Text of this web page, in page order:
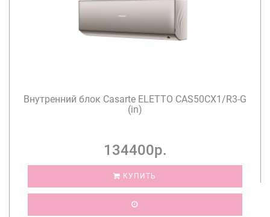
Внутренний блок Casarte ELETTO CAS50CX1/R3-G
(in)
134400р.
КУПИТЬ